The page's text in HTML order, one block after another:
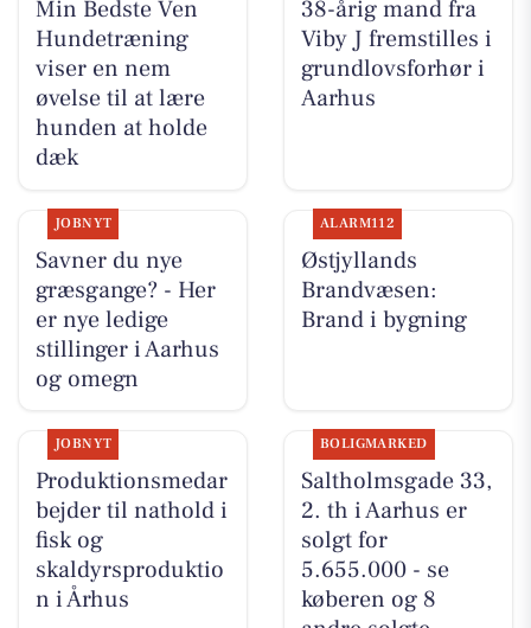
Min Bedste Ven
Hundetræning
viser en nem
øvelse til at lære
hunden at holde
dæk
38-årig mand fra
Viby J fremstilles i
grundlovsforhør i
Aarhus
JOBNYT
Savner du nye
græsgange? - Her
er nye ledige
stillinger i Aarhus
og omegn
ALARM112
Østjyllands
Brandvæsen:
Brand i bygning
JOBNYT
Produktionsmedar
bejder til nathold i
fisk og
skaldyrsproduktio
n i Århus
BOLIGMARKED
Saltholmsgade 33,
2. th i Aarhus er
solgt for
5.655.000 - se
køberen og 8